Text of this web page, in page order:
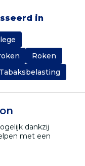
in
Roken
Tabaksbelasting
dankzij
met een